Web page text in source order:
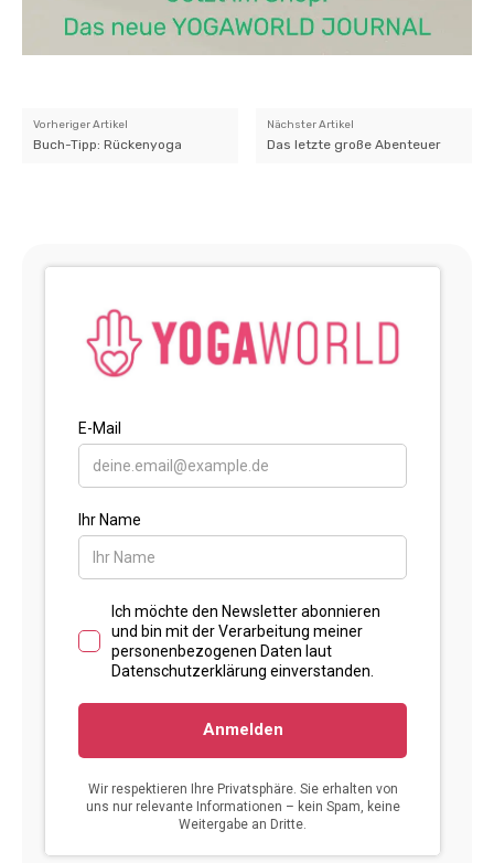
Vorheriger Artikel
Buch-Tipp: Rückenyoga
Nächster Artikel
Das letzte große Abenteuer